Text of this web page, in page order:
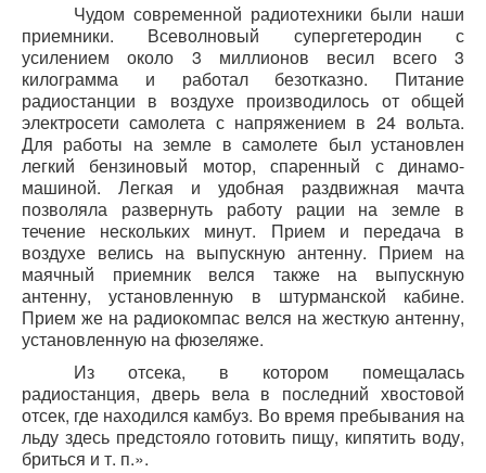
Чудом современной радиотехники были наши
приемники. Всеволновый супергетеродин с
усилением около 3 миллионов весил всего 3
килограмма и работал безотказно. Питание
радиостанции в воздухе производилось от общей
электросети самолета с напряжением в 24 вольта.
Для работы на земле в самолете был установлен
легкий бензиновый мотор, спаренный с динамо-
машиной. Легкая и удобная раздвижная мачта
позволяла развернуть работу рации на земле в
течение нескольких минут. Прием и передача в
воздухе велись на выпускную антенну. Прием на
маячный приемник велся также на выпускную
антенну, установленную в штурманской кабине.
Прием же на радиокомпас велся на жесткую антенну,
установленную на фюзеляже.
Из отсека, в котором помещалась
радиостанция, дверь вела в последний хвостовой
отсек, где находился камбуз. Во время пребывания на
льду здесь предстояло готовить пищу, кипятить воду,
бриться и т. п.».